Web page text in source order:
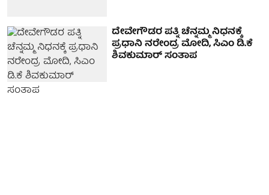
ದೇವೇಗೌಡರ ಪತ್ನಿ ಚೆನ್ನಮ್ಮ ನಿಧನಕ್ಕೆ
ಪ್ರಧಾನಿ ನರೇಂದ್ರ ಮೋದಿ, ಸಿಎಂ ಡಿ.ಕೆ
ಶಿವಕುಮಾರ್ ಸಂತಾಪ